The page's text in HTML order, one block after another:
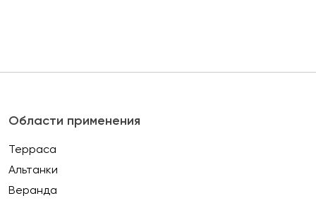
Области применения
Терраса
Альтанки
Веранда